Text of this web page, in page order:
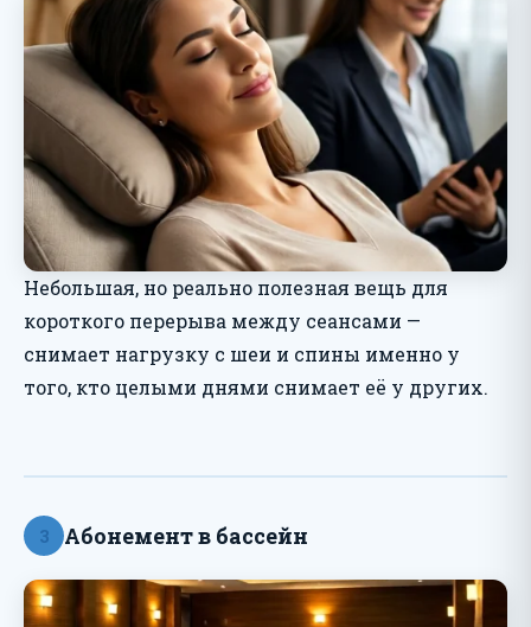
Небольшая, но реально полезная вещь для
короткого перерыва между сеансами —
снимает нагрузку с шеи и спины именно у
того, кто целыми днями снимает её у других.
3 Абонемент в бассейн